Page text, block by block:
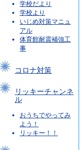
学校だより
学校より
いじめ対策マニュ
アル
体育館耐震補強工
事
コロナ対策
リッキーチャンネ
ル
おうちでやってみ
よう！
リッキー！！